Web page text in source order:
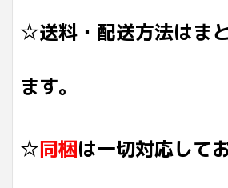
☆送料・配送方法はま
ます。
☆同梱は一切対応して